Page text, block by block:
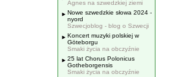
Agnes na szwedzkiej ziemi
Nowe szwedzkie słowa 2024 -
nyord
Szwecjoblog - blog o Szwecji
Koncert muzyki polskiej w
Göteborgu
Smaki życia na obczyźnie
25 lat Chorus Polonicus
Gotheborgensis
Smaki życia na obczyźnie